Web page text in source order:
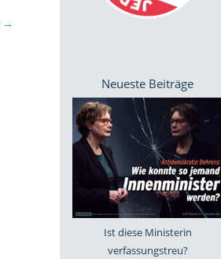
→
Neueste Beiträge
Ist diese Ministerin
verfassungstreu?